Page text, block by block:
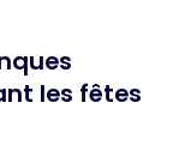
les fêtes